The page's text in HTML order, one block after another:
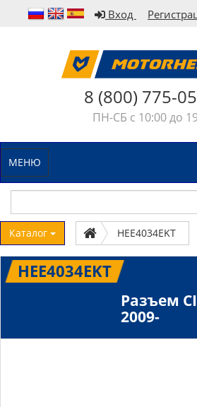
Вход
8 (800) 775-
ПН-СБ с 10:00 до
МЕНЮ
Каталог HEE4034EKT
HEE4034EKT
Разъем
2009-